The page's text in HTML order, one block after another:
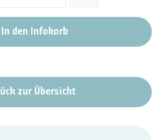
In den Infokorb
zur Übersicht